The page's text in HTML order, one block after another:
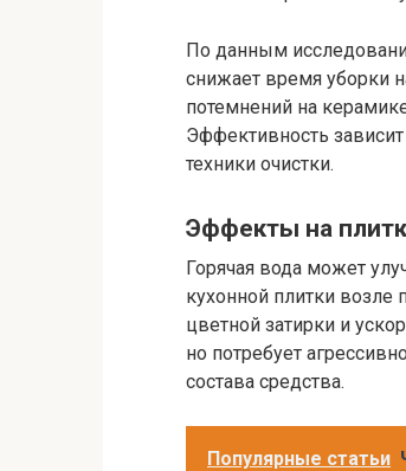
По данным
снижает время уборки
потемнений на
Эффективность
техники очистки.
Эффекты на
Горячая вода может
кухонной плитки возле
цветной затирки и
но потребует
состава средства.
Популярные статьи